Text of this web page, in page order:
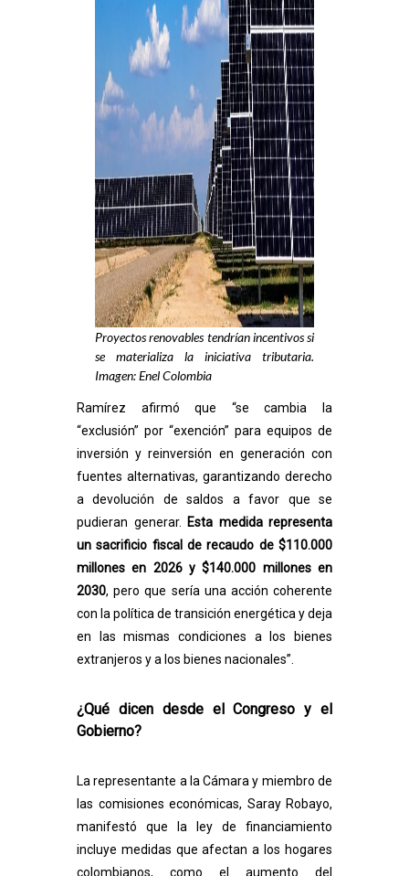
Proyectos renovables tendrían incentivos si
se materializa la iniciativa tributaria.
Imagen: Enel Colombia
Ramírez afirmó que “se cambia la
“exclusión” por “exención” para equipos de
inversión y reinversión en generación con
fuentes alternativas, garantizando derecho
a devolución de saldos a favor que se
pudieran generar.
Esta medida representa
un sacrificio fiscal de recaudo de $110.000
millones en 2026 y $140.000 millones en
2030, pero que sería una acción coherente
con la política de transición energética y deja
en las mismas condiciones a los bienes
extranjeros y a los bienes nacionales”.
¿Qué dicen desde el Congreso y el
Gobierno?
La representante a la Cámara y miembro de
las comisiones económicas, Saray Robayo,
manifestó que la ley de financiamiento
incluye medidas que afectan a los hogares
colombianos, como el aumento del